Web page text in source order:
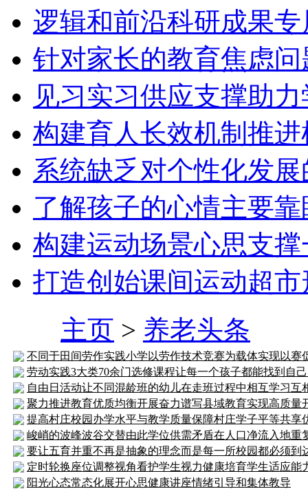
逻辑和前沿科研成果
针对家长的教育焦虑
见习实习供应支撑助
构建育人长效机制推
系统缺乏对个性化发
了解孩子的心情主要
构建运动场景心思支
打造创始课间运动超
主页 > 养老头条
不同于田间劳作实践小学以劳作技术竞赛为载体实现以赛
劳动实践3大类70余门选修课程让每一个孩子都能找到自
自由日活动让不同混龄班的幼儿在走班过程中相互学习互
聚力推进教育优质均衡开展奋力谱写县域教育实现高质量
提高村庄校园办学水平与教学质量保障村庄学子平等共享
峻峭的波峰波谷交替由此学位供需矛盾在人口净流入地重
要让五育并重不再是抽象的理念而是每一所校园都必须到
定时轮换座位调整视角看护学生视力健康培育学生适应能
阳光心态常态化展开心思健康讲座情绪引导和集体教导